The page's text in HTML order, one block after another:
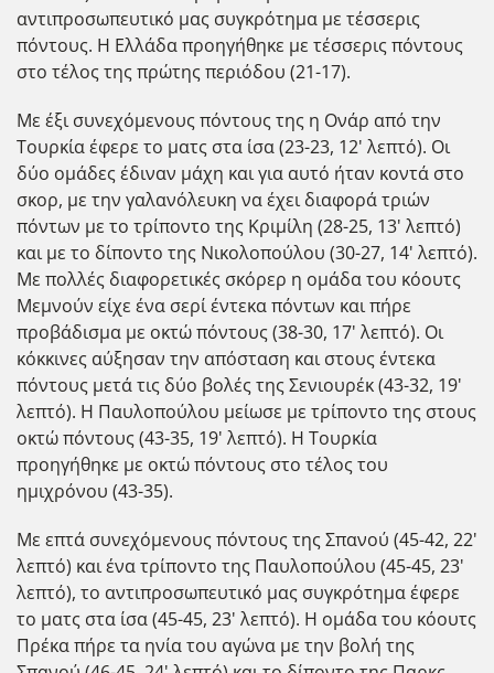
αντιπροσωπευτικό μας συγκρότημα με τέσσερις
πόντους. Η Ελλάδα προηγήθηκε με τέσσερις πόντους
στο τέλος της πρώτης περιόδου (21-17).
Με έξι συνεχόμενους πόντους της η Ονάρ από την
Τουρκία έφερε το ματς στα ίσα (23-23, 12' λεπτό). Οι
δύο ομάδες έδιναν μάχη και για αυτό ήταν κοντά στο
σκορ, με την γαλανόλευκη να έχει διαφορά τριών
πόντων με το τρίποντο της Κριμίλη (28-25, 13' λεπτό)
και με το δίποντο της Νικολοπούλου (30-27, 14' λεπτό).
Με πολλές διαφορετικές σκόρερ η ομάδα του κόουτς
Μεμνούν είχε ένα σερί έντεκα πόντων και πήρε
προβάδισμα με οκτώ πόντους (38-30, 17' λεπτό). Οι
κόκκινες αύξησαν την απόσταση και στους έντεκα
πόντους μετά τις δύο βολές της Σενιουρέκ (43-32, 19'
λεπτό). Η Παυλοπούλου μείωσε με τρίποντο της στους
οκτώ πόντους (43-35, 19' λεπτό). Η Τουρκία
προηγήθηκε με οκτώ πόντους στο τέλος του
ημιχρόνου (43-35).
Με επτά συνεχόμενους πόντους της Σπανού (45-42, 22'
λεπτό) και ένα τρίποντο της Παυλοπούλου (45-45, 23'
λεπτό), το αντιπροσωπευτικό μας συγκρότημα έφερε
το ματς στα ίσα (45-45, 23' λεπτό). Η ομάδα του κόουτς
Πρέκα πήρε τα ηνία του αγώνα με την βολή της